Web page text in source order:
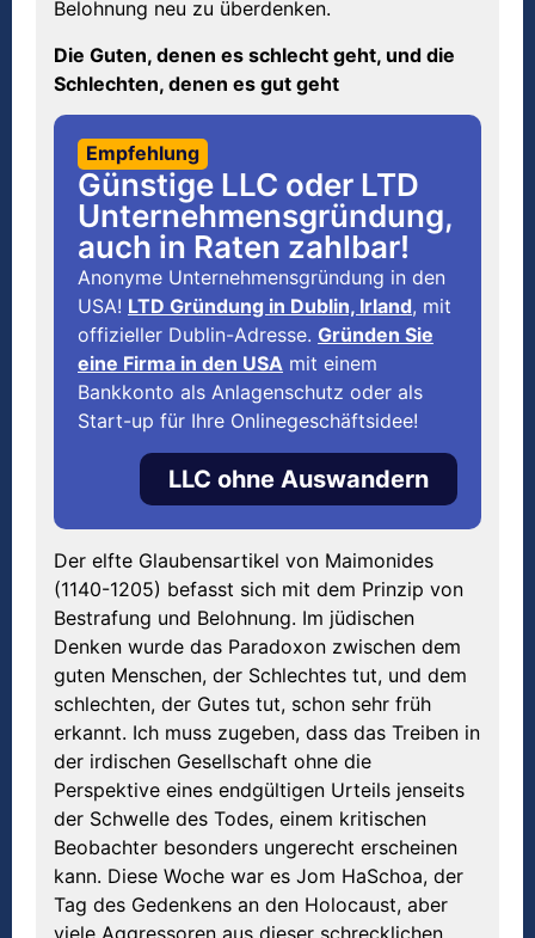
Belohnung neu zu überdenken.
Die Guten, denen es schlecht geht, und die
Schlechten, denen es gut geht
Empfehlung
Günstige LLC oder LTD
Unternehmensgründung,
auch in Raten zahlbar!
Anonyme Unternehmensgründung in den
USA! LTD Gründung in Dublin, Irland, mit
offizieller Dublin-Adresse. Gründen Sie
eine Firma in den USA mit einem
Bankkonto als Anlagenschutz oder als
Start-up für Ihre Onlinegeschäftsidee!
LLC ohne Auswandern
Der elfte Glaubensartikel von Maimonides
(1140-1205) befasst sich mit dem Prinzip von
Bestrafung und Belohnung. Im jüdischen
Denken wurde das Paradoxon zwischen dem
guten Menschen, der Schlechtes tut, und dem
schlechten, der Gutes tut, schon sehr früh
erkannt. Ich muss zugeben, dass das Treiben in
der irdischen Gesellschaft ohne die
Perspektive eines endgültigen Urteils jenseits
der Schwelle des Todes, einem kritischen
Beobachter besonders ungerecht erscheinen
kann. Diese Woche war es Jom HaSchoa, der
Tag des Gedenkens an den Holocaust, aber
viele Aggressoren aus dieser schrecklichen